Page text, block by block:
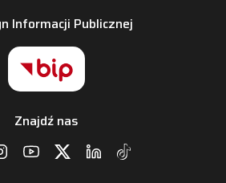
Informacji Publicznej
Znajdź nas